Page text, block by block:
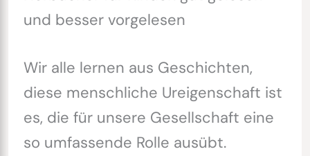
und besser vorgelesen
Wir alle lernen aus Geschichten,
diese menschliche Ureigenschaft ist
es, die für unsere Gesellschaft eine
so umfassende Rolle ausübt.